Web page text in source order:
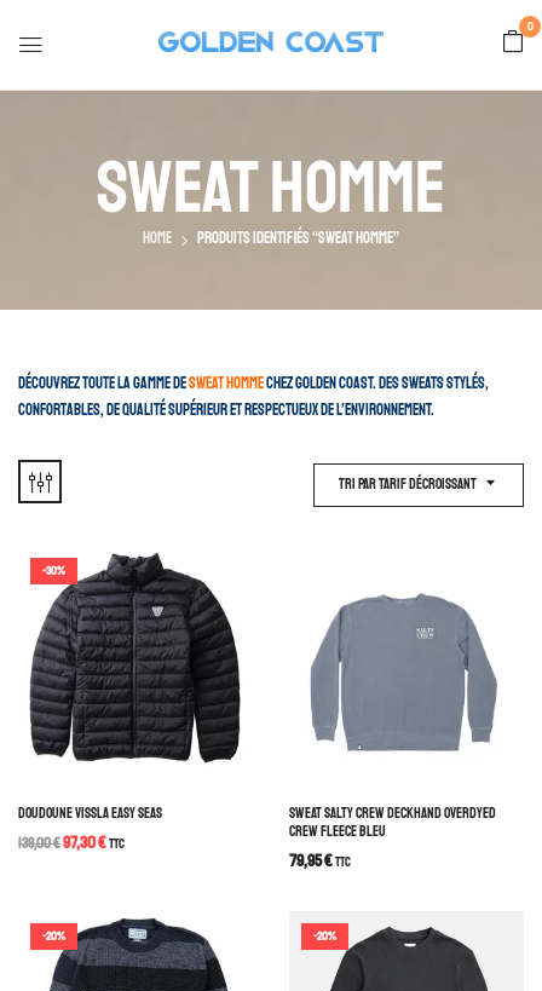
0
Sweat Homme
Home Produits identifiés “sweat homme”
Découvrez toute la gamme desweat hommechez Golden Coast. Des sweats stylés,
confortables, de qualité supérieur et respectueux de l’environnement.
Tri Par Tarif Décroissant
-30%
DOUDOUNE VISSLA EASY SEAS
139,00€97,30€TTC
SWEAT SALTY CREW DECKHAND OVERDYED
CREW FLEECE BLEU
79,95€TTC
-20% -20%